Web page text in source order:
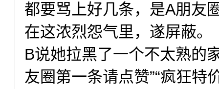
都要骂上好几条，是A朋友
在这浓烈怨气里，遂屏蔽。
B说她拉黑了一个不太熟的
友圈第一条请点赞”“疯狂